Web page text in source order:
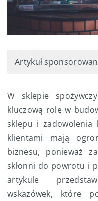
Artykuł
W sklepie
kluczową rolę w
sklepu i zadowolenia
klientami mają
biznesu, ponieważ
skłonni do powrotu i
artykule
wskazówek, które